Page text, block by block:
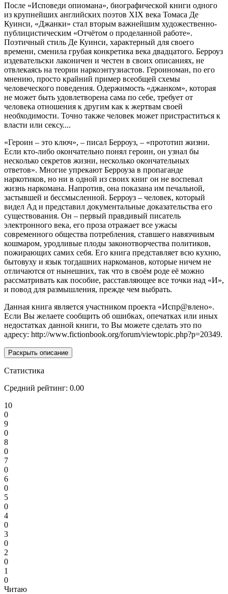
После «Исповеди опиомана», биографической книги одного
из крупнейших английских поэтов XIX века Томаса Де
Куинси, «Джанки» стал вторым важнейшим художественно-
публицистическим «Отчётом о проделанной работе».
Поэтичный стиль Де Куинси, характерный для своего
времени, сменила грубая конкретика века двадцатого. Берроуз
издевательски лаконичен и честен в своих описаниях, не
отвлекаясь на теории наркоэнтузиастов. Героиноман, по его
мнению, просто крайний пример всеобщей схемы
человеческого поведения. Одержимость «джанком», которая
не может быть удовлетворена сама по себе, требует от
человека отношения к другим как к жертвам своей
необходимости. Точно также человек может пристраститься к
власти или сексу....
«Героин – это ключ», – писал Берроуз, – «прототип жизни.
Если кто-либо окончательно понял героин, он узнал бы
несколько секретов жизни, несколько окончательных
ответов». Многие упрекают Берроуза в пропаганде
наркотиков, но ни в одной из своих книг он не воспевал
жизнь наркомана. Напротив, она показана им печальной,
застывшей и бессмысленной. Берроуз – человек, который
видел Ад и представил документальные доказательства его
существования. Он – первый правдивый писатель
электронного века, его проза отражает все ужасы
современного общества потребления, ставшего навязчивым
кошмаром, уродливые плоды законотворчества политиков,
пожирающих самих себя. Его книга представляет всю кухню,
бытовуху и язык тогдашних наркоманов, которые ничем не
отличаются от нынешних, так что в своём роде её можно
рассматривать как пособие, расставляющее все точки над «И»,
и повод для размышления, прежде чем выбрать.
Данная книга является участником проекта «Испр@влено».
Если Вы желаете сообщить об ошибках, опечатках или иных
недостатках данной книги, то Вы можете сделать это по
адресу: http://www.fictionbook.org/forum/viewtopic.php?p=20349.
Раскрыть описание
Статистика
Средний рейтинг: 0.00
10
0
9
0
8
0
7
0
6
0
5
0
4
0
3
0
2
0
1
0
Читаю